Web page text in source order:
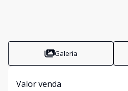
Galeria
Valor venda